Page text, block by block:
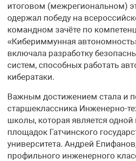
итоговом (межрегиональном)
одержал победу на
командном зачёте по
«Кибериммунная
включала разработку
систем, способных работать
кибератаки.
Важным достижением стала и
старшеклассника Инженерно-
школы, которая является одной
площадок Гатчинского
университета. Андрей
профильного инженерного